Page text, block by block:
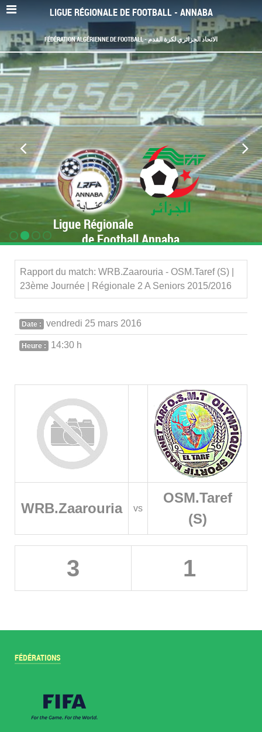
LIGUE RÉGIONALE DE FOOTBALL - ANNABA
FÉDÉRATION ALGÉRIENNE DE FOOTBALL - الاتحاد الجزائري لكرة القدم
Ligue Régionale
de Football Annaba
Rapport du match: WRB.Zaarouria - OSM.Taref (S) |
23ème Journée | Régionale 2 A Seniors 2015/2016
Date : vendredi 25 mars 2016
Heure : 14:30 h
WRB.Zaarouria vs
OSM.Taref
(S)
3 1
FÉDÉRATIONS